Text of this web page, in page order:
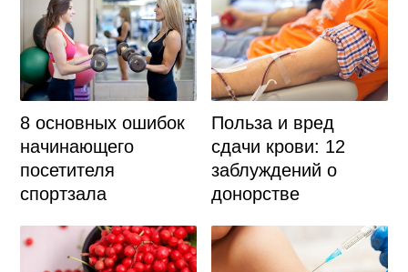
8 основных ошибок
начинающего
посетителя
спортзала
Польза и вред
сдачи крови: 12
заблуждений о
донорстве